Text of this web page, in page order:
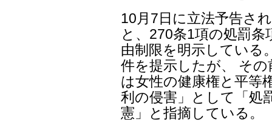
10月7日に立法予告さ
と、270条1項の処罰
由制限を明示している
件を提示したが、 そ
は女性の健康権と平等
利の侵害」として「処
憲」と指摘している。